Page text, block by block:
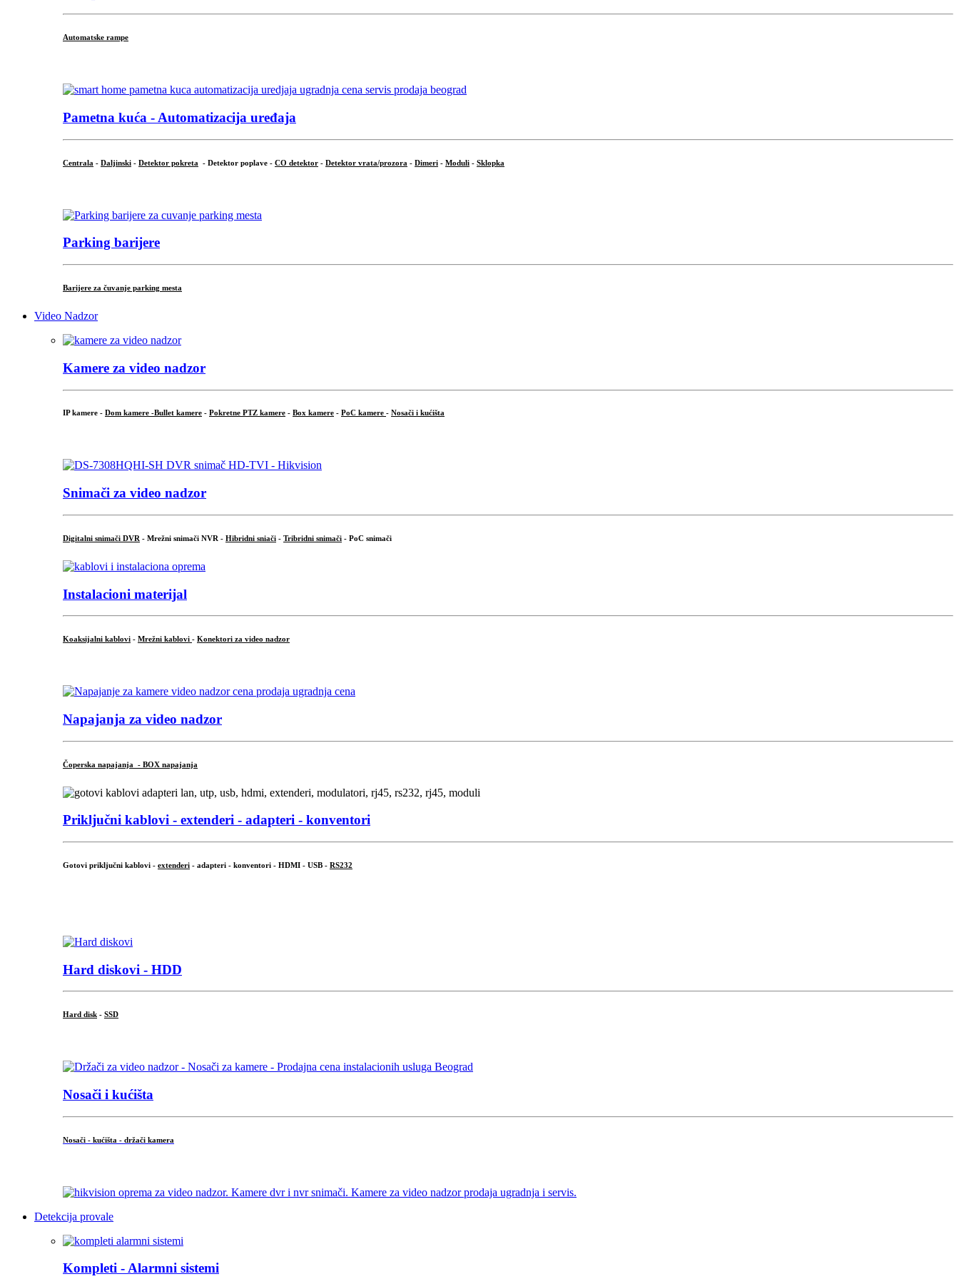
Automatske rampe
Pametna kuća - Automatizacija uređaja
Centrala - Daljinski - Detektor pokreta - Detektor poplave - CO detektor - Detektor vrata/prozora - Dimeri - Moduli - Sklopka
Parking barijere
Barijere za čuvanje parking mesta
Video Nadzor
Kamere za video nadzor
IP kamere - Dom kamere -Bullet kamere - Pokretne PTZ kamere - Box kamere - PoC kamere - Nosači i kućišta
Snimači za video nadzor
Digitalni snimači DVR - Mrežni snimači NVR - Hibridni sniači - Tribridni snimači - PoC snimači
Instalacioni materijal
Koaksijalni kablovi - Mrežni kablovi - Konektori za video nadzor
Napajanja za video nadzor
Čoperska napajanja - BOX napajanja
Priključni kablovi - extenderi - adapteri - konventori
Gotovi priključni kablovi - extenderi - adapteri - konventori - HDMI - USB - RS232
Hard diskovi - HDD
Hard disk - SSD
Nosači i kućišta
Nosači - kućišta - držači kamera
Detekcija provale
Kompleti - Alarmni sistemi